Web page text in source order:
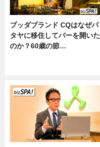
ブッダブランド CQはなぜパ
タヤに移住してバーを開いた
のか？60歳の節…